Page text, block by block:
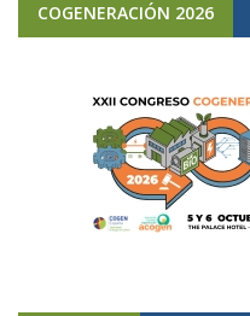
COGENERACIÓN 2026